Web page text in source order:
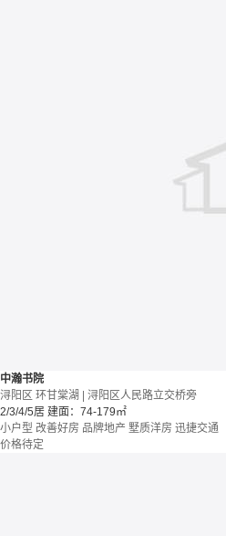
中瀚书院
浔阳区 环甘棠湖 | 浔阳区人民路立交桥旁
2/3/4/5居 建面：74-179㎡
小户型 改善好房 品牌地产 墅质洋房 迅捷交通
价格待定